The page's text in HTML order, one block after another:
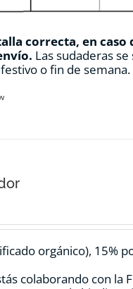
correcta, en
Las sudaderas
o fin de semana.
orgánico), 15%
colaborando con la